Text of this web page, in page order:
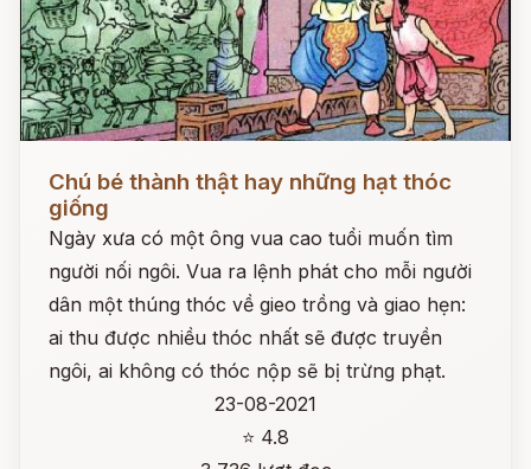
Chú bé thành thật hay những hạt thóc
giống
Ngày xưa có một ông vua cao tuổi muốn tìm
người nối ngôi. Vua ra lệnh phát cho mỗi người
dân một thúng thóc về gieo trồng và giao hẹn:
ai thu được nhiều thóc nhất sẽ được truyền
ngôi, ai không có thóc nộp sẽ bị trừng phạt.
23-08-2021
⭐ 4.8